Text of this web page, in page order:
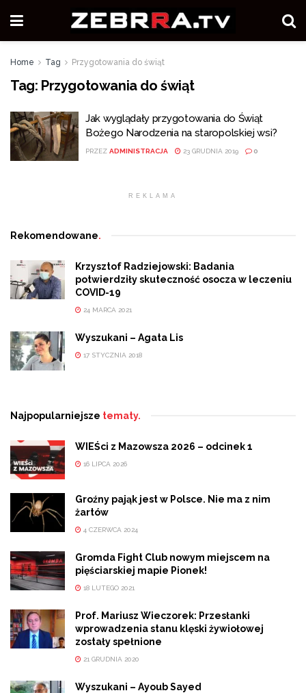
Home Tag Przygotowania do świąt
Tag: Przygotowania do świąt
Jak wyglądały przygotowania do Świąt
Bożego Narodzenia na staropolskiej wsi?
PRZEZ ADMINISTRACJA 23 GRUDNIA 2019 0
REKLAMA
Rekomendowane.
Krzysztof Radziejowski: Badania
potwierdziły skuteczność osocza w leczeniu
COVID-19
24 MARCA 2021
Wyszukani – Agata Lis
17 STYCZNIA 2018
Najpopularniejsze tematy.
WIEŚci z Mazowsza 2026 – odcinek 1
16 LIPCA 2026
Groźny pająk jest w Polsce. Nie ma z nim
żartów
4 CZERWCA 2024
Gromda Fight Club nowym miejscem na
pięściarskiej mapie Pionek!
18 LUTEGO 2021
Prof. Mariusz Wieczorek: Przesłanki
wprowadzenia stanu klęski żywiołowej
zostały spełnione
21 GRUDNIA 2020
Wyszukani – Ayoub Sayed